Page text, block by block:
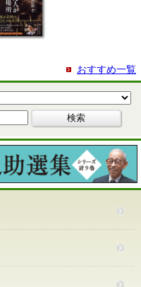
おすすめ一覧